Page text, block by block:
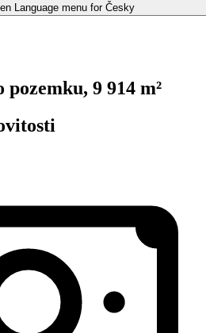
Language menu forČesky
9 914 m²